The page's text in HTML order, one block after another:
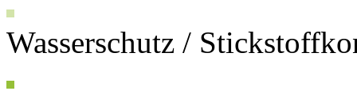
Wasserschutz /